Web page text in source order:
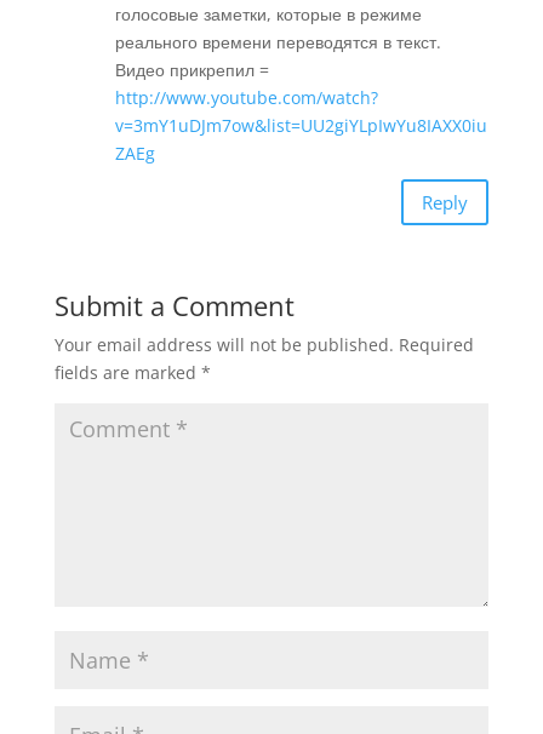
голосовые заметки, которые в режиме
реального времени переводятся в текст.
Видео прикрепил =
http://www.youtube.com/watch?
v=3mY1uDJm7ow&list=UU2giYLpIwYu8IAXX0iu
ZAEg
Reply
Submit a Comment
Your email address will not be published. Required
fields are marked *